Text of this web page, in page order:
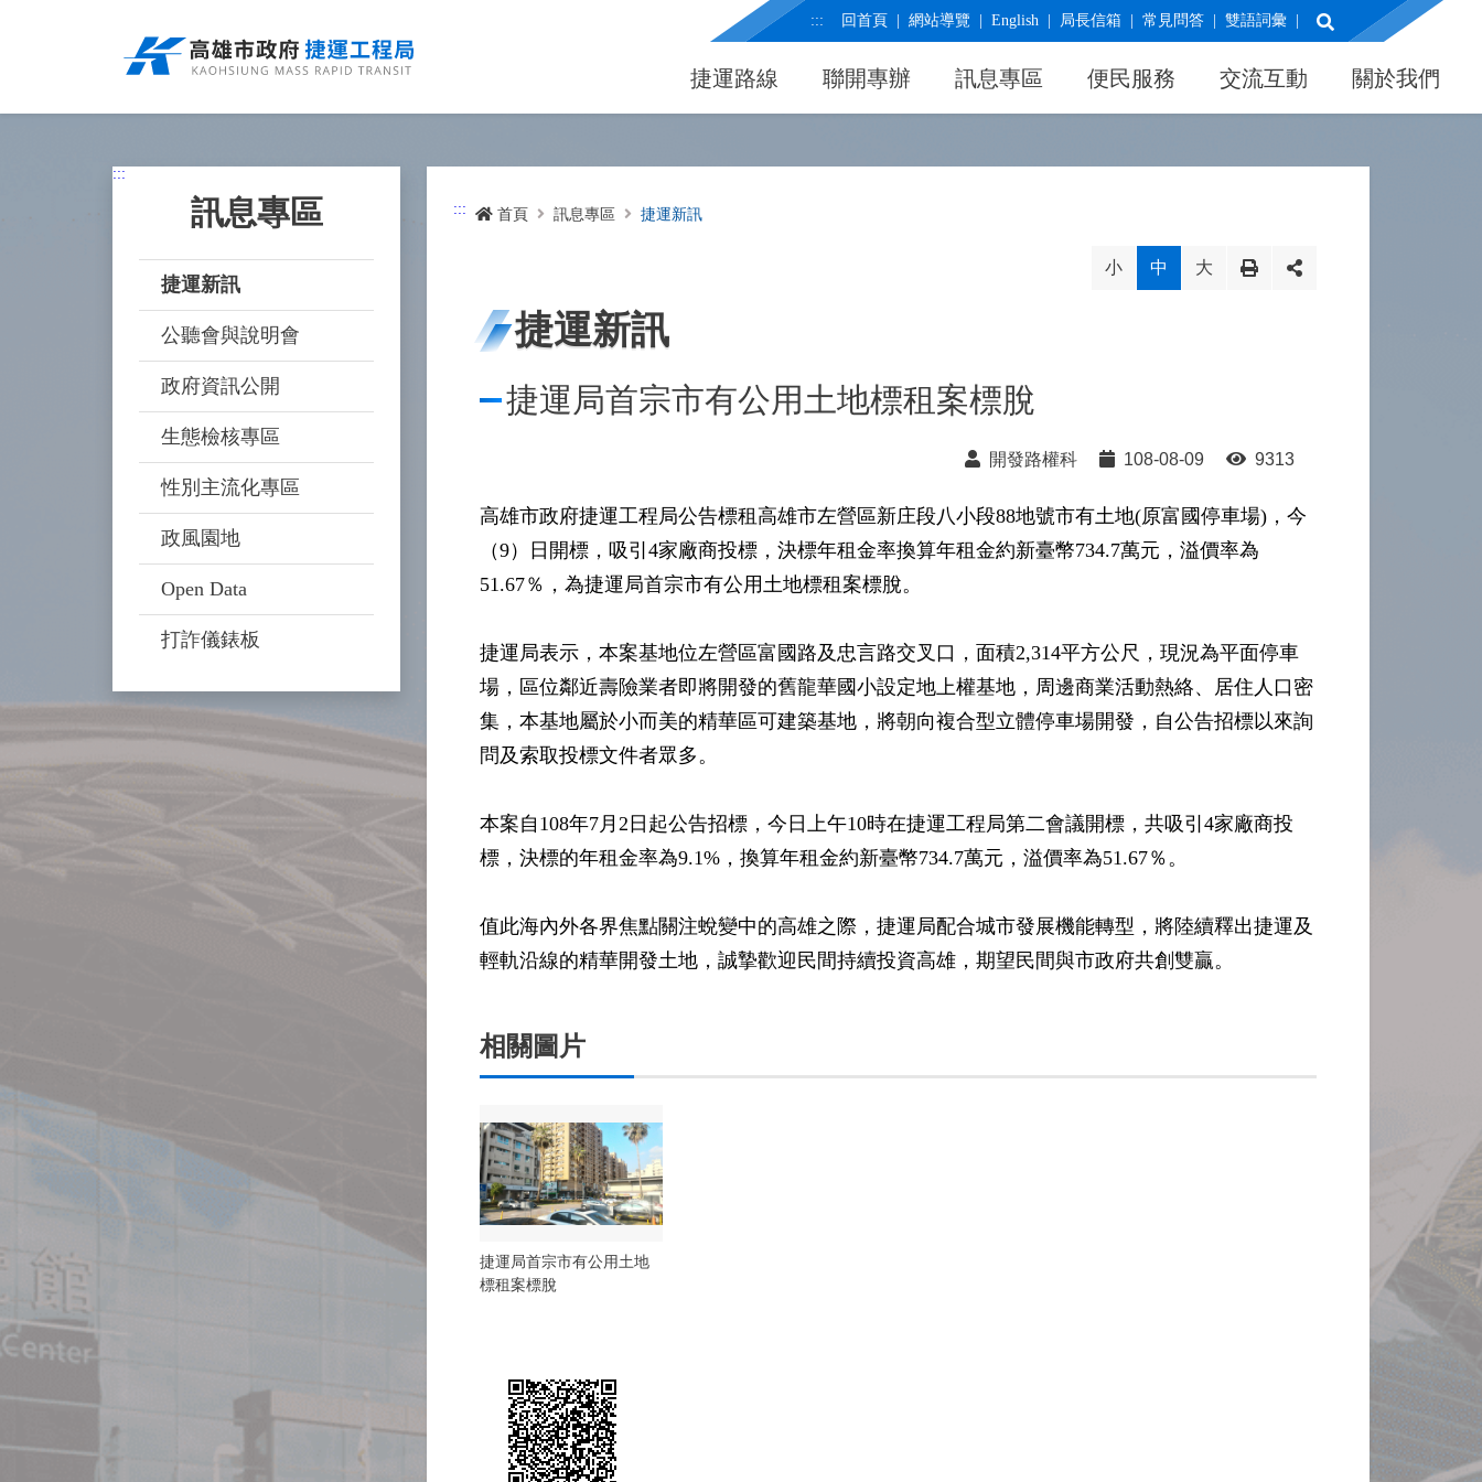
::: 回首頁 網站導覽 English 局長信箱 常見問答 雙語詞彙 展開搜尋
捷運路線 聯開專辦 訊息專區 便民服務 交流互動 關於我們
:::
訊息專區
捷運新訊
公聽會與說明會
政府資訊公開
生態檢核專區
性別主流化專區
政風園地
Open Data
打詐儀錶板
::: 首頁 訊息專區 捷運新訊
小 中 大
捷運新訊
捷運局首宗市有公用土地標租案標脫
開發路權科 108-08-09 9313
高雄市政府捷運工程局公告標租高雄市左營區新庄段八小段88地號市有土地(原富國停車場)，今
（9）日開標，吸引4家廠商投標，決標年租金率換算年租金約新臺幣734.7萬元，溢價率為
51.67％，為捷運局首宗市有公用土地標租案標脫。
捷運局表示，本案基地位左營區富國路及忠言路交叉口，面積2,314平方公尺，現況為平面停車
場，區位鄰近壽險業者即將開發的舊龍華國小設定地上權基地，周邊商業活動熱絡、居住人口密
集，本基地屬於小而美的精華區可建築基地，將朝向複合型立體停車場開發，自公告招標以來詢
問及索取投標文件者眾多。
本案自108年7月2日起公告招標，今日上午10時在捷運工程局第二會議開標，共吸引4家廠商投
標，決標的年租金率為9.1%，換算年租金約新臺幣734.7萬元，溢價率為51.67％。
值此海內外各界焦點關注蛻變中的高雄之際，捷運局配合城市發展機能轉型，將陸續釋出捷運及
輕軌沿線的精華開發土地，誠摯歡迎民間持續投資高雄，期望民間與市政府共創雙贏。
相關圖片
捷運局首宗市有公用土地
標租案標脫